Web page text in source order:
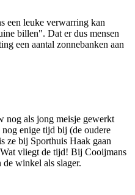
een leuke verwarring kan
billen". Dat er dus mensen
een aantal zonnebanken aan
nog als jong meisje gewerkt
enige tijd bij (de oudere
ze bij Sporthuis Haak gaan
vliegt de tijd! Bij Cooijmans
winkel als slager.